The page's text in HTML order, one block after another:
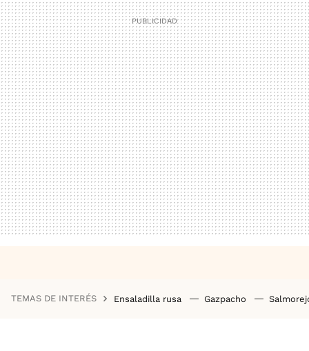
TEMAS DE INTERÉS Ensaladilla rusa Gazpacho